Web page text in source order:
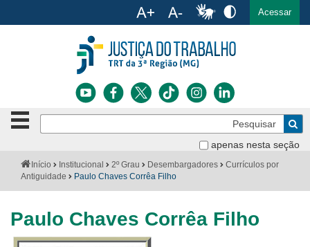
Ir para o menu Ir para a busca Ir para o rodapé
Acessar
apenas nesta seção
Botão
de
clique
ou
fechar
Notícias
Serviços
Jurisprudência
Você
está
Início Institucional 2º Grau Desembargadores
Currículos por
Antiguidade
Paulo Chaves Corrêa Filho
Paulo Chaves Corrêa Filho